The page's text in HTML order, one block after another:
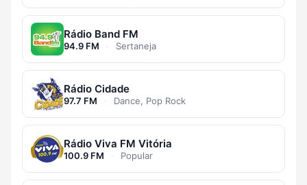
Rádio Band FM
94.9 FM · Sertaneja
Rádio Cidade
97.7 FM · Dance, Pop Rock
Rádio Viva FM Vitória
100.9 FM · Popular